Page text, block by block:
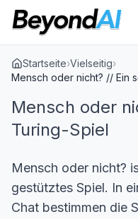
Startseite›Vielseitig›
Mensch oder nicht? // Ein
Mensch oder
Turing-Spiel
Mensch oder nicht?
gestütztes Spiel. In
Chat bestimmen die